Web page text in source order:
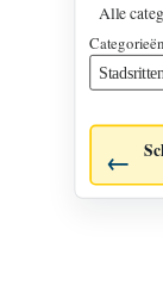
Alle
Categorieën